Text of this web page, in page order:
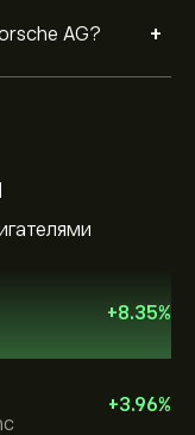
AG? +
+8.35%
+3.96%